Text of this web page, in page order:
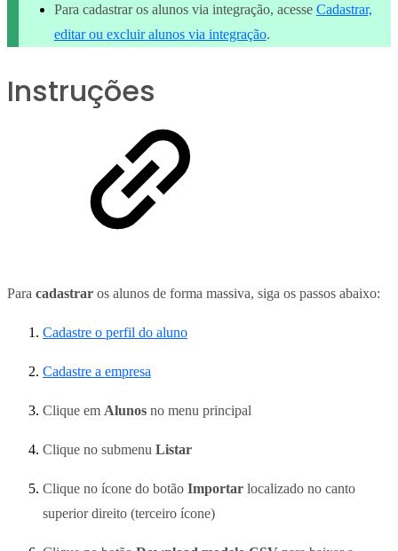
Para cadastrar os alunos via integração, acesse Cadastrar,
editar ou excluir alunos via integração.
Instruções
Para cadastrar os alunos de forma massiva, siga os passos abaixo:
Cadastre o perfil do aluno
Cadastre a empresa
Clique em Alunos no menu principal
Clique no submenu Listar
Clique no ícone do botão Importar localizado no canto
superior direito (terceiro ícone)